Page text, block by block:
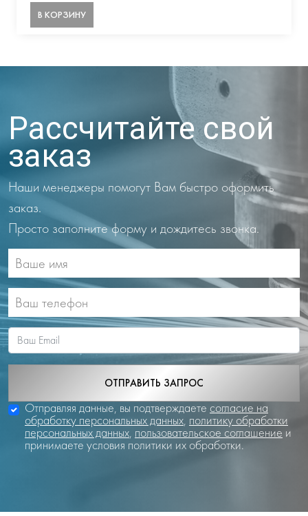
В КОРЗИНУ
Рассчитайте свой
заказ
Наши менеджеры помогут Вам быстро оформить
заказ.
Просто заполните форму и дождитесь звонка.
ОТПРАВИТЬ ЗАПРОС
Отправляя данные, вы подтверждаете согласие на
обработку персональных данных, политику обработки
персональных данных, пользовательское соглашение и
принимаете условия политики их обработки.